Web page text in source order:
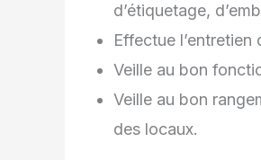
d’étiquetage,
Effectue l’entretien
Veille au bon
Veille au bon
des locaux.